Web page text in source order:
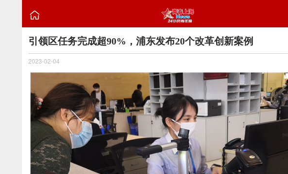

引领区任务完成超90%，浦东发布20个改革创新案例
2023-02-04